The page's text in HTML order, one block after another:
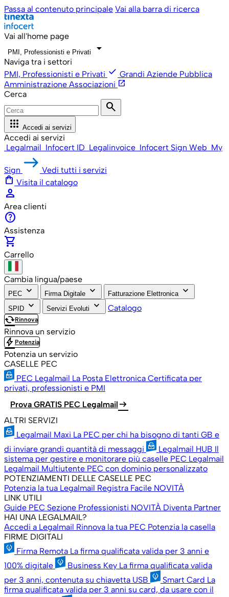
Passa al contenuto principale Vai alla barra di ricerca
Vai all'home page
PMI, Professionisti e Privati arrow_drop_down
Naviga tra i settori
PMI, Professionisti e Privati check Grandi Aziende Pubblica
Amministrazione Associazioni open_in_new
Cerca
search
apps Accedi ai servizi
Accedi ai servizi
Legalmail Infocert ID Legalinvoice Infocert Sign Web My
Sign Vedi tutti i servizi
shopping_bag Visita il catalogo
person
Area clienti
help
Assistenza
shopping_cart
Carrello
Cambia lingua/paese
PEC keyboard_arrow_down Firma Digitale keyboard_arrow_down Fatturazione Elettronica keyboard_arrow_down
SPID keyboard_arrow_down Servizi Evoluti keyboard_arrow_down Catalogo
cachedRinnova
Rinnova un servizio
bolt Potenzia
Potenzia un servizio
CASELLE PEC
PEC Legalmail La Posta Elettronica Certificata per
privati, professionisti e PMI
Prova GRATIS PEC Legalmail arrow_right_alt
ALTRI SERVIZI
Legalmail Maxi La PEC per chi ha bisogno di tanti GB e
di inviare grandi quantità di messaggi
Legalmail HUB Il
sistema per gestire e monitorare più caselle PEC Legalmail
Legalmail Multiutente PEC con dominio personalizzato
POTENZIAMENTI DELLE CASELLE PEC
Potenzia la tua Legalmail Registra Facile NOVITÀ
LINK UTILI
Guide PEC Sezione Professionisti NOVITÀ Diventa Partner
HAI UNA LEGALMAIL?
Accedi a Legalmail Rinnova la tua PEC Potenzia la casella
FIRME DIGITALI
Firma Remota La firma qualificata valida per 3 anni e
100% digitale
Business Key La firma qualificata valida
per 3 anni, contenuta su chiavetta USB
Smart Card La
firma qualificata valida per 3 anni su card, da usare con il